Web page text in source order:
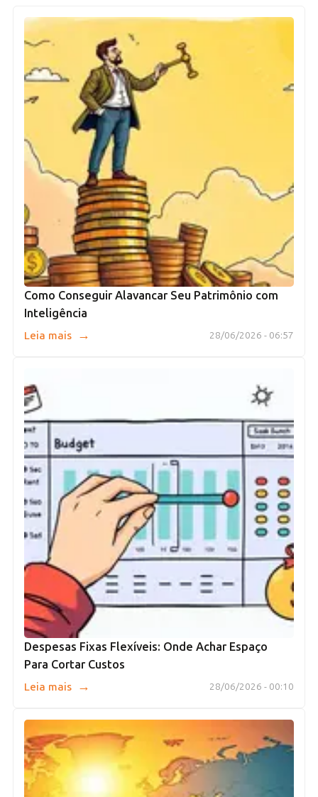
Como Conseguir Alavancar Seu Patrimônio com
Inteligência
28/06/2026 - 06:57
Leia mais →
Despesas Fixas Flexíveis: Onde Achar Espaço
Para Cortar Custos
28/06/2026 - 00:10
Leia mais →